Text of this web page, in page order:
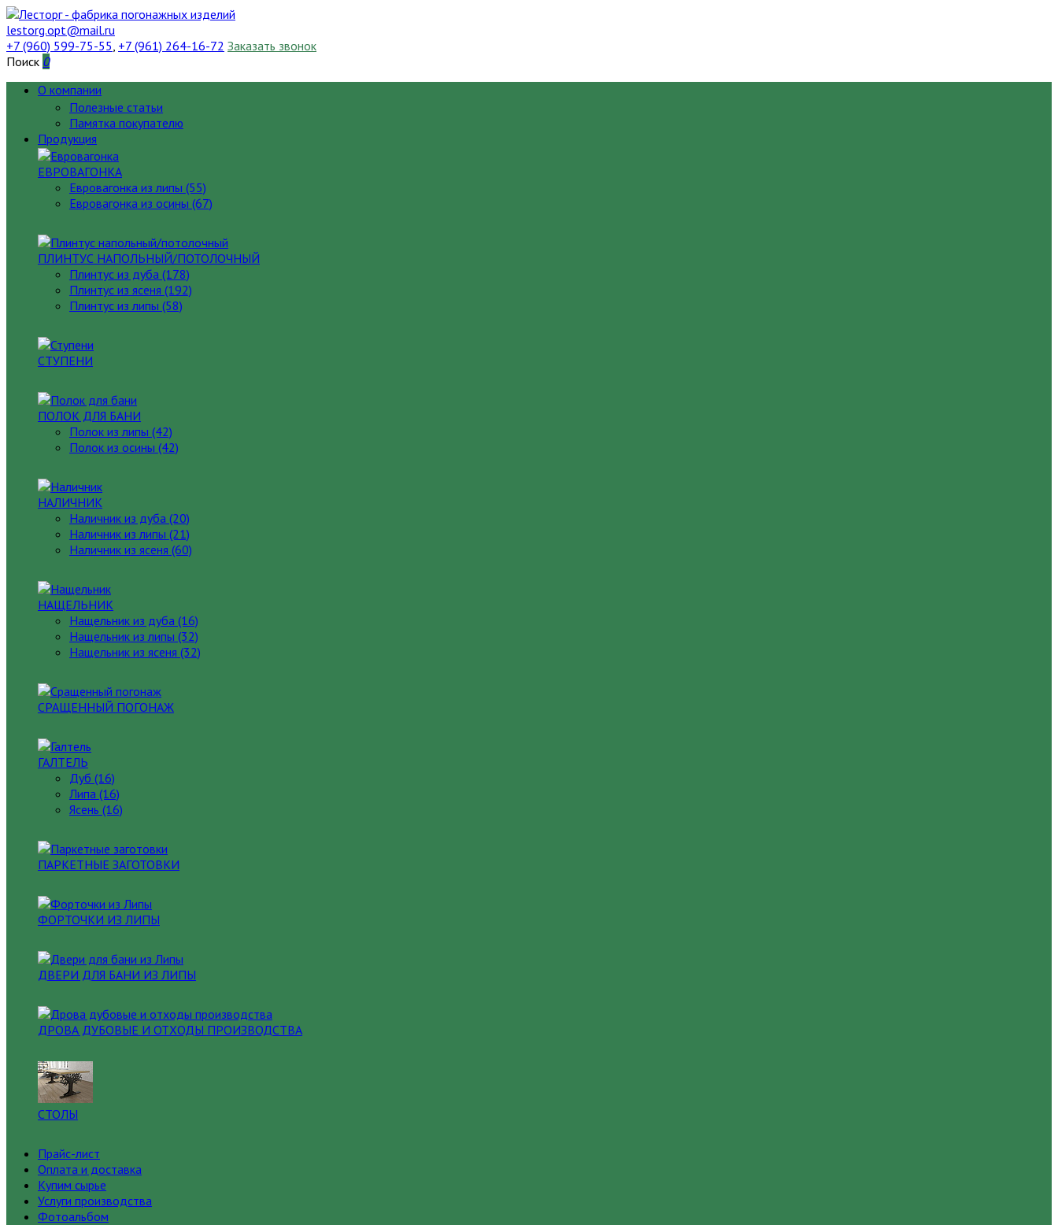
lestorg.opt@mail.ru
+7 (960) 599-75-55, +7 (961) 264-16-72 Заказать звонок
Поиск 0
О компании
Полезные статьи
Памятка покупателю
Продукция
ЕВРОВАГОНКА
Евровагонка из липы (55)
Евровагонка из осины (67)
ПЛИНТУС НАПОЛЬНЫЙ/ПОТОЛОЧНЫЙ
Плинтус из дуба (178)
Плинтус из ясеня (192)
Плинтус из липы (58)
СТУПЕНИ
ПОЛОК ДЛЯ БАНИ
Полок из липы (42)
Полок из осины (42)
НАЛИЧНИК
Наличник из дуба (20)
Наличник из липы (21)
Наличник из ясеня (60)
НАЩЕЛЬНИК
Нащельник из дуба (16)
Нащельник из липы (32)
Нащельник из ясеня (32)
СРАЩЕННЫЙ ПОГОНАЖ
ГАЛТЕЛЬ
Дуб (16)
Липа (16)
Ясень (16)
ПАРКЕТНЫЕ ЗАГОТОВКИ
ФОРТОЧКИ ИЗ ЛИПЫ
ДВЕРИ ДЛЯ БАНИ ИЗ ЛИПЫ
ДРОВА ДУБОВЫЕ И ОТХОДЫ ПРОИЗВОДСТВА
СТОЛЫ
Прайс-лист
Оплата и доставка
Купим сырье
Услуги производства
Фотоальбом